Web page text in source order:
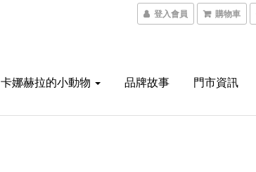
登入會員 購物車
卡娜赫拉的小動物 品牌故事 門市資訊